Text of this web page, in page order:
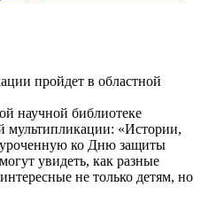
научной библиотеке
мультипликации: «Истории,
ко Дню защиты
увидеть, как разные
не только детям, но